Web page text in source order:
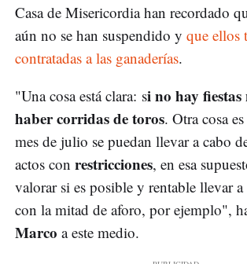
Casa de Misericordia han recordado
aún no se han suspendido y que ellos
contratadas a las ganaderías.
"Una cosa está clara: si no hay fiestas
haber corridas de toros. Otra cosa
mes de julio se puedan llevar a cabo
actos con restricciones, en esa
valorar si es posible y rentable llevar a
con la mitad de aforo, por ejemplo",
Marco a este medio.